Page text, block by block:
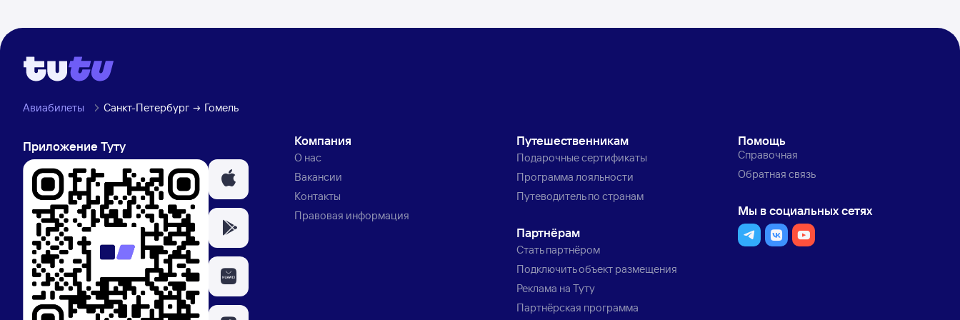
Авиабилеты Санкт-Петербург Гомель
Приложение Туту Компания
О нас
Вакансии
Контакты
Правовая информация
Путешественникам
Подарочные сертификаты
Программа лояльности
Путеводитель по странам
Партнёрам
Стать партнёром
Подключить объект размещения
Реклама на Туту
Партнёрская программа
Помощь
Справочная
Обратная связь
Мы в социальных сетях